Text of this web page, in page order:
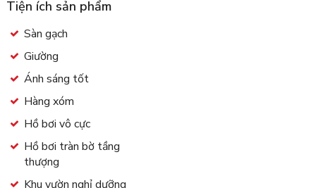
Tiện ích sản phẩm
Sàn gạch
Giường
Ánh sáng tốt
Hàng xóm
Hồ bơi vô cực
Hồ bơi tràn bờ tầng
thượng
Khu vườn nghỉ dưỡng